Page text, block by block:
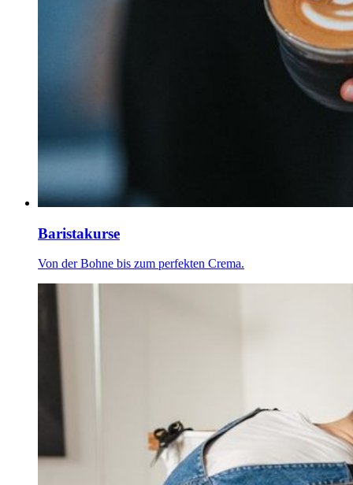
Baristakurse
Von der Bohne bis zum perfekten Crema.